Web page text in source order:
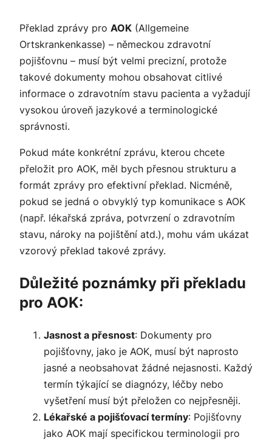
Překlad zprávy pro AOK (Allgemeine
Ortskrankenkasse) – německou zdravotní
pojišťovnu – musí být velmi precizní, protože
takové dokumenty mohou obsahovat citlivé
informace o zdravotním stavu pacienta a vyžadují
vysokou úroveň jazykové a terminologické
správnosti.
Pokud máte konkrétní zprávu, kterou chcete
přeložit pro AOK, měl bych přesnou strukturu a
formát zprávy pro efektivní překlad. Nicméně,
pokud se jedná o obvyklý typ komunikace s AOK
(např. lékařská zpráva, potvrzení o zdravotním
stavu, nároky na pojištění atd.), mohu vám ukázat
vzorový překlad takové zprávy.
Důležité poznámky při překladu
pro AOK:
Jasnost a přesnost: Dokumenty pro
pojišťovny, jako je AOK, musí být naprosto
jasné a neobsahovat žádné nejasnosti. Každý
termín týkající se diagnózy, léčby nebo
vyšetření musí být přeložen co nejpřesněji.
Lékařské a pojišťovací termíny: Pojišťovny
jako AOK mají specifickou terminologii pro